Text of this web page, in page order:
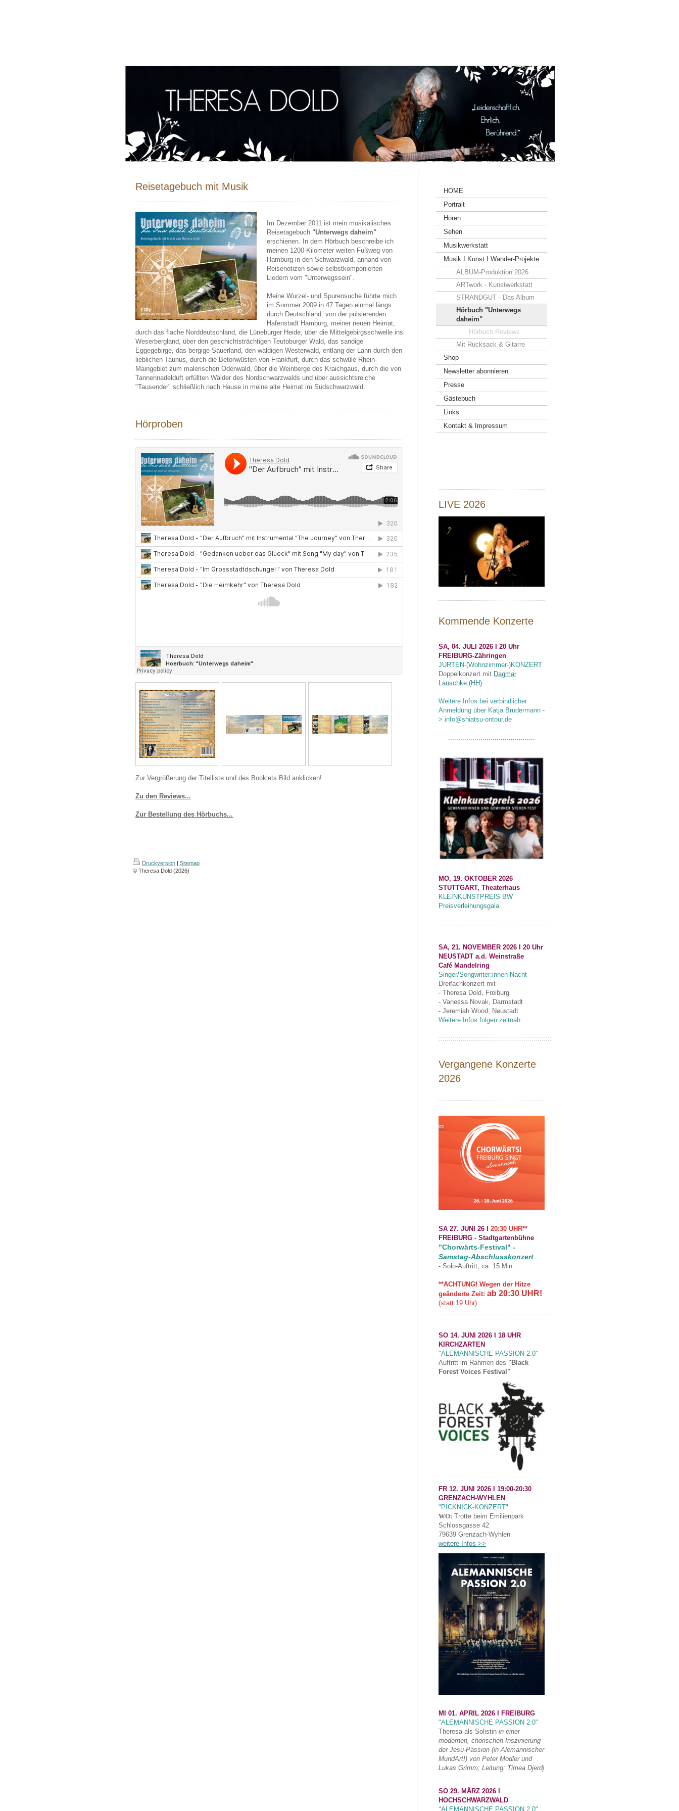
Reisetagebuch mit Musik
Im Dezember 2011 ist mein musikalisches
Reisetagebuch "Unterwegs daheim"
erschienen. In dem Hö rbuch beschreibe ich
meinen 1200-Kilometer weiten Fußweg von
Hamburg in den Schwarzwald, anhand von
Reisenotizen sowie selbstkomponierten
Liedern vom "Unterwegssein".
Meine Wurzel- und Spurensuche fü hrte mich
im Sommer 2009 in 47 Tagen einmal lä ngs
durch Deutschland: von der pulsierenden
Hafenstadt Hamburg, meiner neuen Heimat,
durch das flache Norddeutschland, die Lü neburger Heide, ü ber die Mittelgebirgsschwelle ins
Weserbergland, ü ber den geschichtsträ chtigen Teutoburger Wald, das sandige
Eggegebirge, das bergige Sauerland, den waldigen Westerwald, entlang der Lahn durch den
lieblichen Taunus, durch die Betonwü sten von Frankfurt, durch das schwü le Rhein-
Maingebiet zum malerischen Odenwald, ü ber die Weinberge des Kraichgaus, durch die von
Tannennadelduft erfü llten Wä lder des Nordschwarzwalds und ü ber aussichtsreiche
"Tausender" schließlich nach Hause in meine alte Heimat im Sü dschwarzwald.
Hörproben
Zur Vergrö ß erung der Titelliste und des Booklets Bild anklicken!
Zu den Reviews...
Zur Bestellung des Hö rbuch s...
Druckversion | Sitemap
© Theresa Dold (2026)
HOME
Portrait
Hören
Sehen
Musikwerkstatt
Musik I Kunst I Wander-Projekte
ALBUM-Produktion 2026
ARTwork - Kunstwerkstatt
STRANDGUT - Das Album
Hör buch "Unterwegs
daheim"
Hörbuch Reviews
Mit Rucksack & Gitarre
Shop
Newsletter abonnieren
Presse
Gästebuch
Links
Kontakt & Impressum
LIVE 2026
Kommende Konzerte
SA, 04. JULI 2026 I 20 Uhr
FREIBURG-Zähringen
JURTEN-(Wohnzimmer-)KONZERT
Doppelkonzert mit Dagmar
Lauschke (HH)
Weitere Infos bei verbindlicher
Anmeldung über Katja Brudermann -
> info@shiatsu-ontour.de
...........................................
MO, 19. OKTOBER 2026
STUTTGART, Theaterhaus
KLEINKUNSTPREIS BW
Preisverleihungsgala
......................................................
SA, 21. NOVEMBER 2026 I 20 Uhr
NEUSTADT a.d. Weinstraße
Café Mandelring
Singer/Songwriter:innen-Nacht
Dreifachkonzert mit
- Theresa Dold, Freiburg
- Vanessa Novak, Darmstadt
- Jeremiah Wood, Neustadt
Weitere Infos folgen zeitnah
::::::::::::::::::::::::::::::::::::::::::::::::::::::::
Vergangene Konzerte
2026
SA 27. JUNI 26 I
20:30 UHR**
FREIBURG - Stadtgartenbühne
"Chorwärts-Festival" -
Samstag-Abschlusskonzert
- Solo-Auftritt, ca. 15 Min.
**ACHTUNG! Wegen der Hitze
geänderte Zeit: ab 20:30 UHR!
(statt 19 Uhr)
.........................................................
SO 14. JUNI 2026 I 18 UHR
KIRCHZARTEN
"ALEMANNISCHE PASSION 2.0"
Auftritt im Rahmen des "Black
Forest Voices Festival"
FR 12. JUNI 2026 I
19:00-20:30
GRENZACH-WYHLEN
"PICKNICK-KONZERT"
WO: Trotte beim Emilienpark
Schlossgasse 42
79639 Grenzach-Wyhlen
weitere Infos >>
MI 01. APRIL 2026 I FREIBURG
"ALEMANNISCHE PASSION 2.0"
Theresa als Solistin in einer
modernen, chorischen Inszinierung
der Jesu-Passion (in Alemannischer
MundArt!) von Peter Modler und
Lukas Grimm; Leitung: Timea Djerdj
SO 29. MÄRZ 2026 I
HOCHSCHWARZWALD
"ALEMANNISCHE PASSION 2.0"